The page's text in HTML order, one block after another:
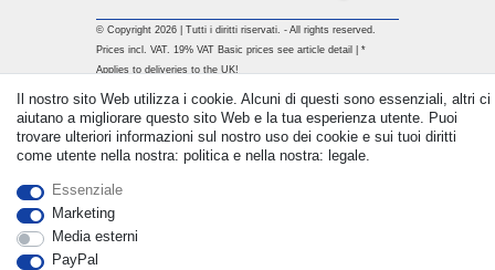
© Copyright 2026 | Tutti i diritti riservati. - All rights reserved.
Prices incl. VAT. 19% VAT Basic prices see article detail | *
Applies to deliveries to the UK!
Il nostro sito Web utilizza i cookie. Alcuni di questi sono essenziali, altri ci
aiutano a migliorare questo sito Web e la tua esperienza utente. Puoi
trovare ulteriori informazioni sul nostro uso dei cookie e sui tuoi diritti
come utente nella nostra: politica e nella nostra: legale.
Essenziale
Marketing
Media esterni
PayPal
Withdraw from contract here Contatto